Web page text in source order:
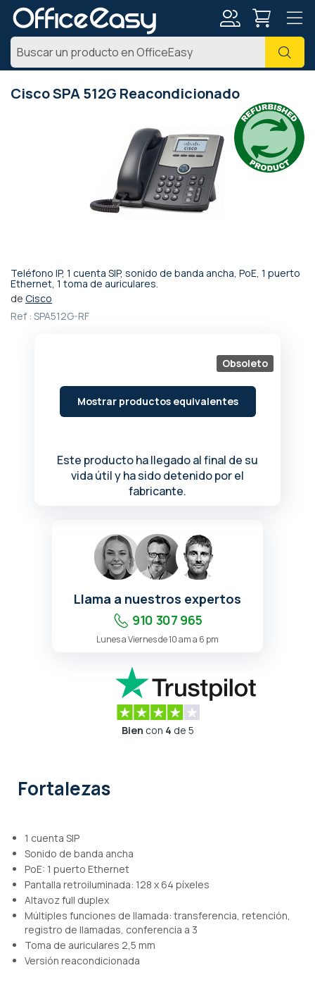
Cisco SPA 512G Reacondicionado
Teléfono IP, 1 cuenta SIP, sonido de banda ancha, PoE, 1 puerto
Ethernet, 1 toma de auriculares.
de Cisco
Ref : SPA512G-RF
Obsoleto
Mostrar productos equivalentes
Este producto ha llegado al final de su
vida útil y ha sido detenido por el
fabricante.
Saltar
al
de
Llama a nuestros expertos
910 307 965
Lunes a Viernes de 10 am a 6 pm
Bien con 4 de 5
Fortalezas
1 cuenta SIP
Sonido de banda ancha
PoE: 1 puerto Ethernet
Pantalla retroiluminada: 128 x 64 píxeles
Altavoz full duplex
Múltiples funciones de llamada: transferencia, retención,
registro de llamadas, conferencia a 3
Toma de auriculares 2,5 mm
Versión reacondicionada